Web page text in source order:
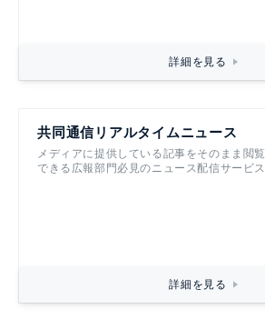
詳細を見る
共同通信リアルタイムニュース
メディアに提供している記事をそのまま閲覧
できる広報部門必見のニュース配信サービス
詳細を見る